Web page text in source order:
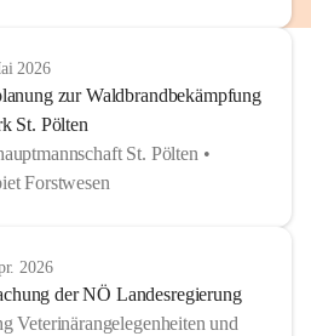
2026
zur Waldbrandbekämpfung
St. Pölten
St. Pölten •
Forstwesen
2026
der NÖ Landesregierung
Veterinärangelegenheiten und